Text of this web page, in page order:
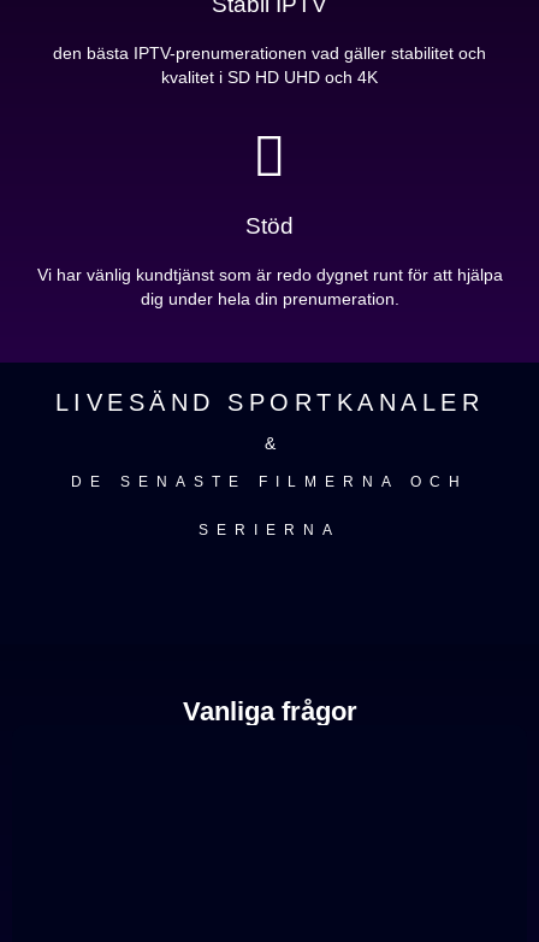
den bästa IPTV-prenumerationen vad gäller stabilitet och
kvalitet i SD HD UHD och 4K
Stöd
Vi har vänlig kundtjänst som är redo dygnet runt för att hjälpa
dig under hela din prenumeration.
LIVESÄND SPORTKANALER
&
DE SENASTE FILMERNA OCH
SERIERNA
Vanliga frågor